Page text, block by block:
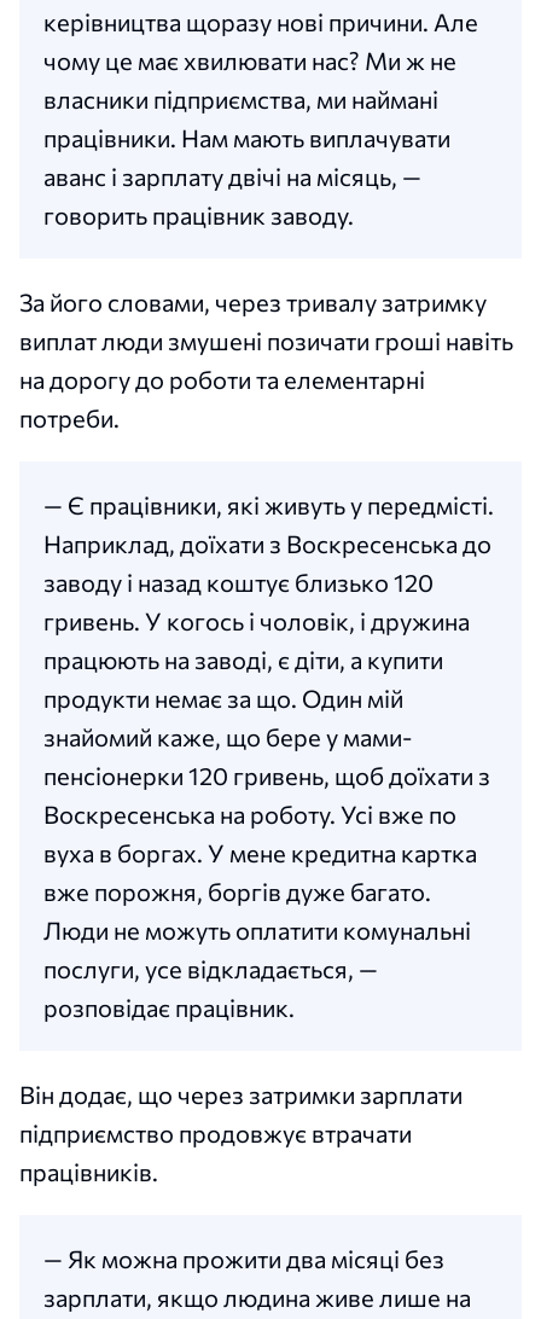
керівництва щоразу нові причини. Але
чому це має хвилювати нас? Ми ж не
власники підприємства, ми наймані
працівники. Нам мають виплачувати
аванс і зарплату двічі на місяць, —
говорить працівник заводу.
За його словами, через тривалу затримку
виплат люди змушені позичати гроші навіть
на дорогу до роботи та елементарні
потреби.
— Є працівники, які живуть у передмісті.
Наприклад, доїхати з Воскресенська до
заводу і назад коштує близько 120
гривень. У когось і чоловік, і дружина
працюють на заводі, є діти, а купити
продукти немає за що. Один мій
знайомий каже, що бере у мами-
пенсіонерки 120 гривень, щоб доїхати з
Воскресенська на роботу. Усі вже по
вуха в боргах. У мене кредитна картка
вже порожня, боргів дуже багато.
Люди не можуть оплатити комунальні
послуги, усе відкладається, —
розповідає працівник.
Він додає, що через затримки зарплати
підприємство продовжує втрачати
працівників.
— Як можна прожити два місяці без
зарплати, якщо людина живе лише на